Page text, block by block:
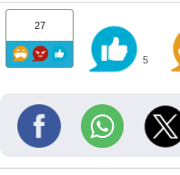
27
5